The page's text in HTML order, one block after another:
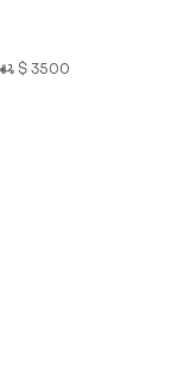
$ 3500